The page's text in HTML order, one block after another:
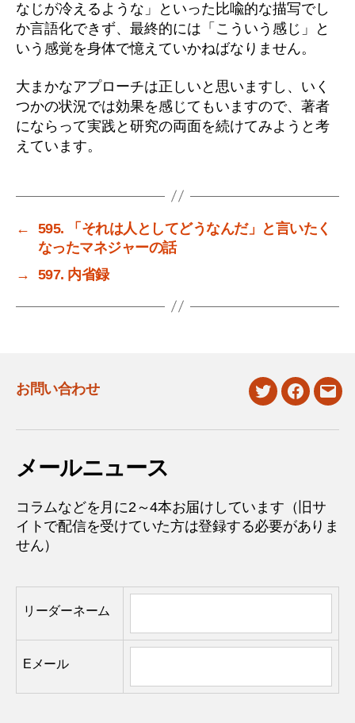
なじが冷えるような」といった比喩的な描写でし
か言語化できず、最終的には「こういう感じ」と
いう感覚を身体で憶えていかねばなりません。
大まかなアプローチは正しいと思いますし、いく
つかの状況では効果を感じてもいますので、著者
にならって実践と研究の両面を続けてみようと考
えています。
←
595. 「それは人としてどうなんだ」と言いたく
なったマネジャーの話
→
597. 内省録
お問い合わせ
twitterfacebook
メールニュース
コラムなどを月に2～4本お届けしています（旧サ
イトで配信を受けていた方は登録する必要がありま
せん）
リーダーネーム
Eメール